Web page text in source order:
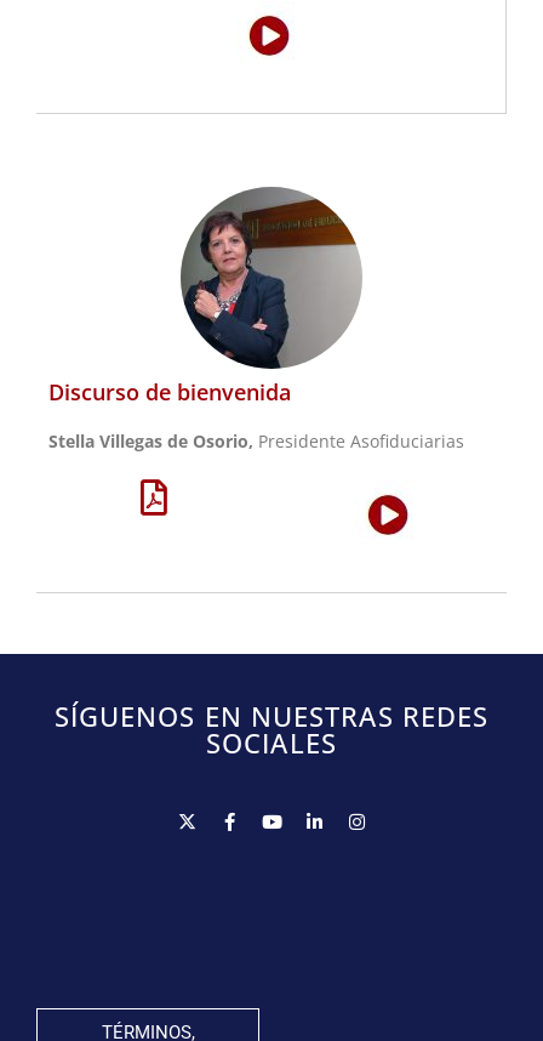
Discurso de bienvenida
Stella Villegas de Osorio, Presidente Asofiduciarias
SÍGUENOS EN NUESTRAS REDES
SOCIALES
TÉRMINOS,